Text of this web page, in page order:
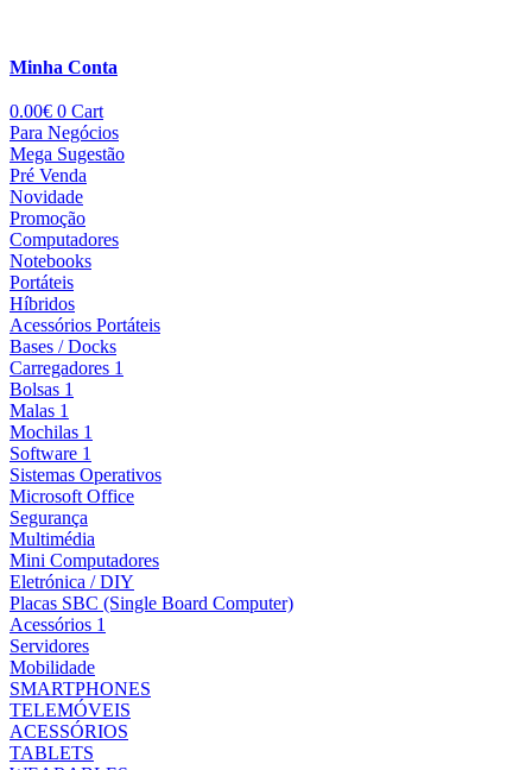
Minha Conta
0.00€ 0 Cart
Para Negócios
Mega Sugestão
Pré Venda
Novidade
Promoção
Computadores
Notebooks
Portáteis
Híbridos
Acessórios Portáteis
Bases / Docks
Carregadores 1
Bolsas 1
Malas 1
Mochilas 1
Software 1
Sistemas Operativos
Microsoft Office
Segurança
Multimédia
Mini Computadores
Eletrónica / DIY
Placas SBC (Single Board Computer)
Acessórios 1
Servidores
Mobilidade
SMARTPHONES
TELEMÓVEIS
ACESSÓRIOS
TABLETS